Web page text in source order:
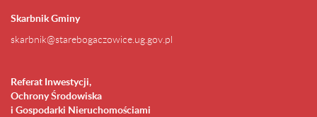
Skarbnik Gminy
skarbnik@starebogaczowice.ug.gov.pl
Referat Inwestycji,
Ochrony Środowiska
i Gospodarki Nieruchomościami